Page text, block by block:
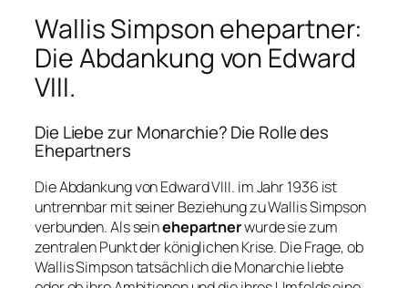
Wallis Simpson ehepartner:
Die Abdankung von Edward
VIII.
Die Liebe zur Monarchie? Die Rolle des
Ehepartners
Die Abdankung von Edward VIII. im Jahr 1936 ist
untrennbar mit seiner Beziehung zu Wallis Simpson
verbunden. Als seinehepartnerwurde sie zum
zentralen Punkt der königlichen Krise. Die Frage, ob
Wallis Simpson tatsächlich die Monarchie liebte